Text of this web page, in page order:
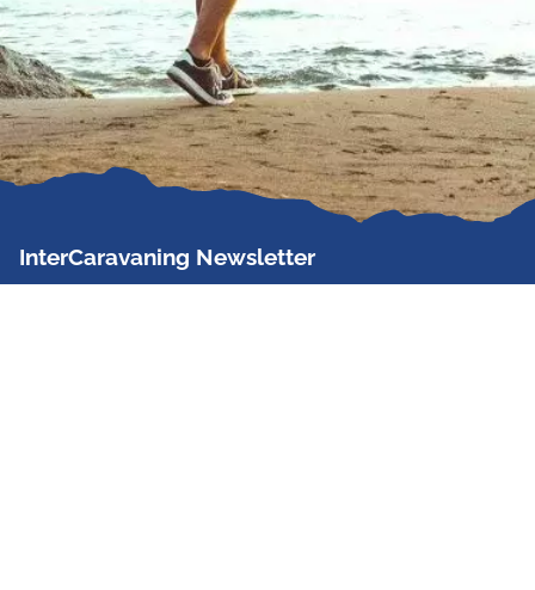
InterCaravaning Newsletter